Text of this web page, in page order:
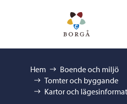
Bläddra:
Hem
Boende och miljö
Tomter och byggande
Kartor och